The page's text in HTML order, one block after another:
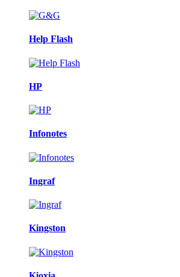
Help Flash
HP
Infonotes
Ingraf
Kingston